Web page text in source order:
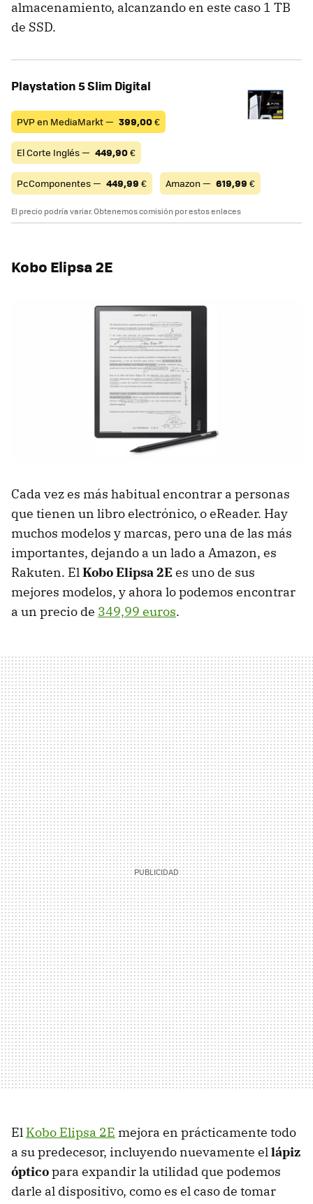
almacenamiento, alcanzando en este caso 1 TB
de SSD.
Playstation 5 Slim Digital
PVP en MediaMarkt — 399,00€
El Corte Inglés — 449,90€
PcComponentes — 449,99 € Amazon — 619,99 €
El precio podría variar. Obtenemos comisión por estos enlaces
Kobo Elipsa 2E
Cada vez es más habitual encontrar a personas
que tienen un libro electrónico, o eReader. Hay
muchos modelos y marcas, pero una de las más
importantes, dejando a un lado a Amazon, es
Rakuten. ElKobo Elipsa 2E es uno de sus
mejores modelos, y ahora lo podemos encontrar
a un precio de 349,99 euros.
El Kobo Elipsa 2E mejora en prácticamente todo
a su predecesor, incluyendo nuevamente ellápiz
ópticopara expandir la utilidad que podemos
darle al dispositivo, como es el caso de tomar